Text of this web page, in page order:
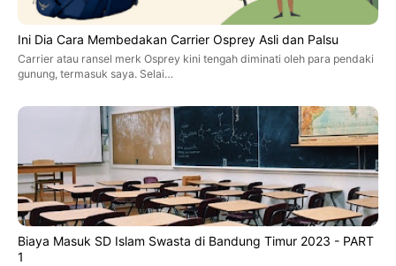
Ini Dia Cara Membedakan Carrier Osprey Asli dan Palsu
Carrier atau ransel merk Osprey kini tengah diminati oleh para pendaki
gunung, termasuk saya. Selai…
Biaya Masuk SD Islam Swasta di Bandung Timur 2023 - PART
1